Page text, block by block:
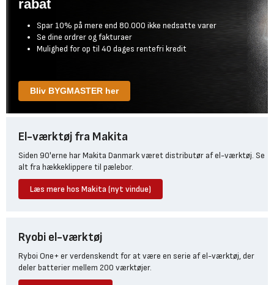
rabat
Spar 10% på mere end 80.000 ikke nedsatte varer
Se dine ordrer og fakturaer
Mulighed for op til 40 dages rentefri kredit
Bliv BYGMASTER her
El-værktøj fra Makita
Siden 90'erne har Makita Danmark været distributør af el-værktøj. Se
alt fra hækkeklippere til pælebor.
Læs mere hos Makita (nyt vindue)
Ryobi el-værktøj
Ryboi One+ er verdenskendt for at være en serie af el-værktøj, der
deler batterier mellem 200 værktøjer.